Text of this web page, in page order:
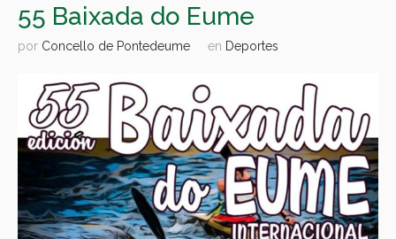
55 Baixada do Eume
por Concello de Pontedeume en Deportes